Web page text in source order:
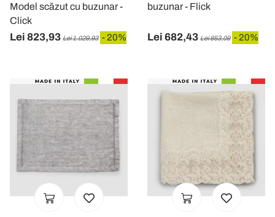
Model scăzut cu buzunar -
Click
Lei 823,93 Lei 1.029,93 - 20%
buzunar - Flick
Lei 682,43 Lei 853,09 - 20%